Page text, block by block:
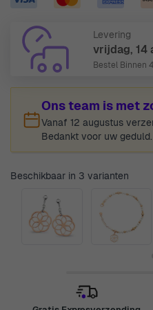
Levering
vrijdag, 14
Bestel Binnen
Ons team is met
Vanaf 12 augustus
Bedankt voor uw geduld.
Beschikbaar in 3 varianten